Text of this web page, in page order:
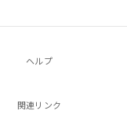
ヘルプ
関連リンク